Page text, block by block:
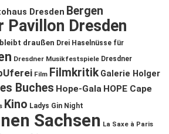
Dresden Bergen
Pavillon Dresden
draußen Drei Haselnüsse für
Dresdner Musikfestspiele Dresdner
Film Filmkritik Galerie Holger
Buches Hope-Gala HOPE Cape
Kino Ladys Gin Night
Sachsen La Saxe à Paris